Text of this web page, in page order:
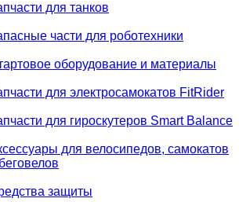
для танков
части для роботехники
оборудование и материалы
для электросамокатов FitRider
для гироскутеров Smart Balance
для велосипедов, самокатов
защиты